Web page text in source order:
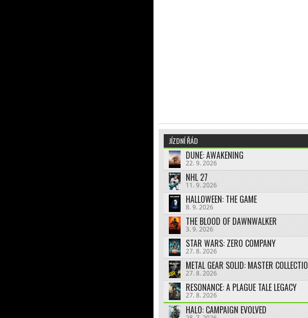
JÍZDNÍ ŘÁD
DUNE: AWAKENING
22. 9. 2026
NHL 27
11. 9. 2026
HALLOWEEN: THE GAME
8. 9. 2026
THE BLOOD OF DAWNWALKER
3. 9. 2026
STAR WARS: ZERO COMPANY
27. 8. 2026
27. 8. 2026
RESONANCE: A PLAGUE TALE LEGACY
27. 8. 2026
HALO: CAMPAIGN EVOLVED